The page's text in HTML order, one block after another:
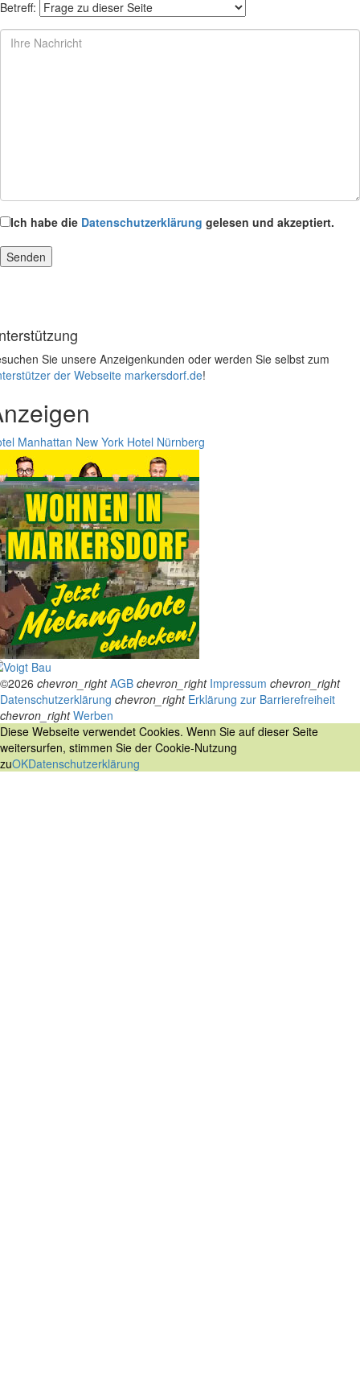
Betreff:
Ich habe die Datenschutzerklärung gelesen und akzeptiert.
Sie unsere Anzeigenkunden oder werden Sie selbst zum
der Webseite markersdorf.de!
Manhattan New York Hotel Nürnberg
©2026 chevron_right AGB chevron_right Impressum chevron_right
Datenschutzerklärung chevron_right Erklärung zur Barrierefreiheit
chevron_right Werben
Diese Webseite verwendet Cookies. Wenn Sie auf dieser Seite
weitersurfen, stimmen Sie der Cookie-Nutzung
zuOKDatenschutzerklärung